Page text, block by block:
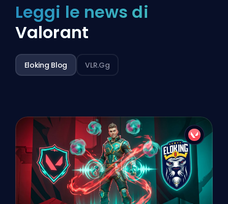
Leggi le news di
Valorant
Eloking Blog VLR.gg